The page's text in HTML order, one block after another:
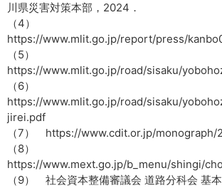
川県災害対策本部，2024．
（4）
https://www.mlit.go.jp/report/press/
（5）
https://www.mlit.go.jp/road/sisaku/
（6）
https://www.mlit.go.jp/road/sisaku/
jirei.pdf
（7） https://www.cdit.or.jp/monograph/
（8）
https://www.mext.go.jp/b_menu/shingi/
（9） 社会資本整備審議会 道路分科会 基